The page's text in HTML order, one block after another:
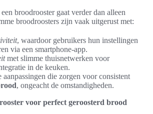
broodrooster gaat verder dan alleen
broodroosters zijn vaak uitgerust met:
, waardoor gebruikers hun instellingen
via een smartphone-app.
met slimme thuisnetwerken voor
in de keuken.
aanpassingen die zorgen voor consistent
, ongeacht de omstandigheden.
voor perfect geroosterd brood